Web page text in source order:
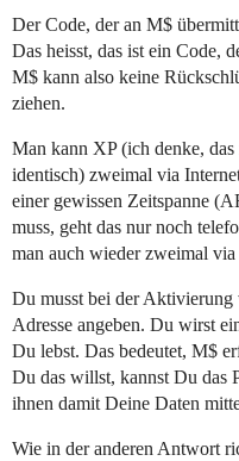
Der Code, der an M$
Das heisst, das ist ein Code,
M$ kann also keine
ziehen.
Man kann XP (ich denke,
identisch) zweimal via
einer gewissen Zeitspanne
muss, geht das nur noch
man auch wieder zweimal
Du musst bei der
Adresse angeben. Du wirst
Du lebst. Das bedeutet, M$
Du das willst, kannst Du das
ihnen damit Deine Daten
Wie in der anderen Antwort